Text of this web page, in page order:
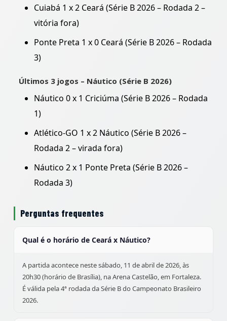
Cuiabá 1 x 2 Ceará (Série B 2026 – Rodada 2 –
vitória fora)
Ponte Preta 1 x 0 Ceará (Série B 2026 – Rodada
3)
Últimos 3 jogos – Náutico (Série B 2026)
Náutico 0 x 1 Criciúma (Série B 2026 – Rodada
1)
Atlético-GO 1 x 2 Náutico (Série B 2026 –
Rodada 2 – virada fora)
Náutico 2 x 1 Ponte Preta (Série B 2026 –
Rodada 3)
Perguntas frequentes
Qual é o horário de Ceará x Náutico?
A partida acontece neste sábado, 11 de abril de 2026, às
20h30 (horário de Brasília), na Arena Castelão, em Fortaleza.
É válida pela 4ª rodada da Série B do Campeonato Brasileiro
2026.